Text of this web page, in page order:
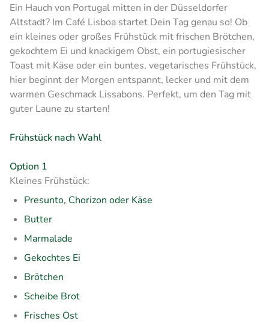
Ein Hauch von Portugal mitten in der Düsseldorfer
Altstadt? Im Café Lisboa startet Dein Tag genau so! Ob
ein kleines oder großes Frühstück mit frischen Brötchen,
gekochtem Ei und knackigem Obst, ein portugiesischer
Toast mit Käse oder ein buntes, vegetarisches Frühstück,
hier beginnt der Morgen entspannt, lecker und mit dem
warmen Geschmack Lissabons. Perfekt, um den Tag mit
guter Laune zu starten!
Frühstück nach Wahl
Option 1
Kleines Frühstück:
Presunto, Chorizon oder Käse
Butter
Marmalade
Gekochtes Ei
Brötchen
Scheibe Brot
Frisches Ost